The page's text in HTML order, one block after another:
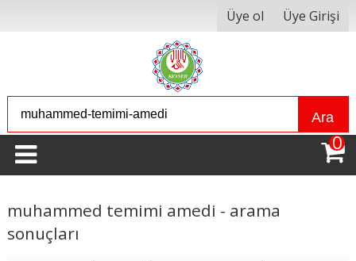
Üye ol Üye Girişi
Ara
0
muhammed temimi amedi - arama
sonuçları